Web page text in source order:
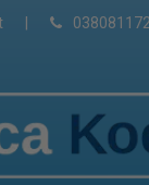
038081172